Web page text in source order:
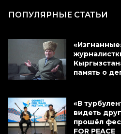
ПОПУЛЯРНЫЕ СТАТЬИ
память о
«В
видеть
прошёл
FOR PEACE